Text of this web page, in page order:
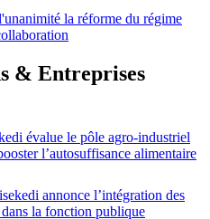
la réforme du régime
& Entreprises
évalue le pôle agro-industriel
l’autosuffisance alimentaire
annonce l’intégration des
la fonction publique